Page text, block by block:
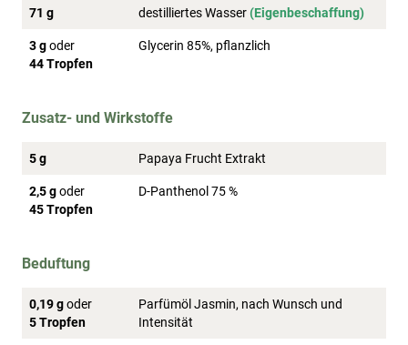
71 g destilliertes Wasser(Eigenbeschaffung)
3 goder
44 Tropfen
Glycerin 85%, pflanzlich
Zusatz- und Wirkstoffe
5 g Papaya Frucht Extrakt
2,5 goder
45 Tropfen
D-Panthenol 75 %
Beduftung
0,19 goder
5 Tropfen
Parfümöl Jasmin, nach Wunsch und
Intensität